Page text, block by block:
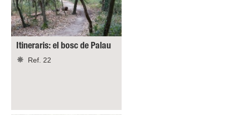
Itineraris: el bosc de Palau
Ref. 22